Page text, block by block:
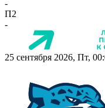
-
П2
-
25 сентября 2026, Пт,